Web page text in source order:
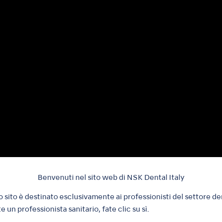
Benvenuti nel sito web di NSK Dental Italy
sito è destinato esclusivamente ai professionisti del settore
un professionista sanitario, fate clic su sì.